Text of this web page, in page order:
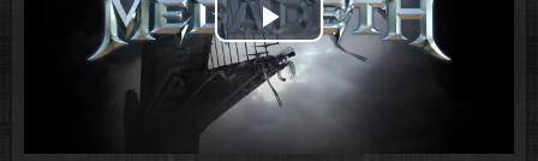
Play
Video